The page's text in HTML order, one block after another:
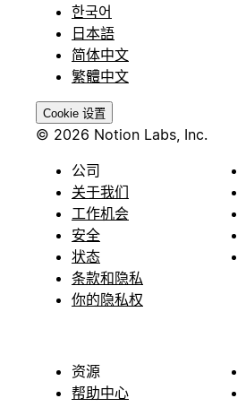
한국어
日本語
简体中文
繁體中文
Cookie 设置
© 2026 Notion Labs, Inc.
公司
关于我们
工作机会
安全
状态
条款和隐私
你的隐私权
资源
帮助中心